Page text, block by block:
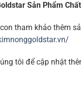
Sản Phẩm
tham khảo thêm
tôi để cập nhật